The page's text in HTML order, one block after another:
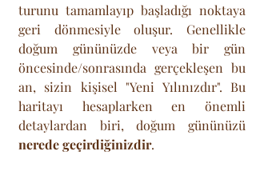
turunu tamamlayıp başladığı noktaya
geri dönmesiyle oluşur. Genellikle
doğum gününüzde veya bir gün
öncesinde/sonrasında gerçekleşen bu
an, sizin kişisel "Yeni Yılınızdır". Bu
haritayı hesaplarken en önemli
nerede geçirdiğinizdir.